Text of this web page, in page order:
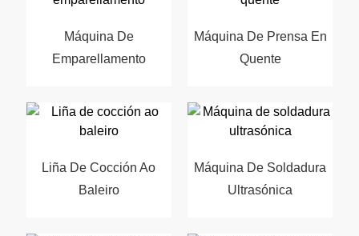
Máquina De
Emparellamento
Máquina De Prensa En
Quente
Liña De Cocción Ao
Baleiro
Máquina De Soldadura
Ultrasónica